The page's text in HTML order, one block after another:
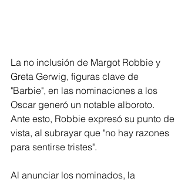
La no inclusión de Margot Robbie y
Greta Gerwig, figuras clave de
"Barbie", en las nominaciones a los
Oscar generó un notable alboroto.
Ante esto, Robbie expresó su punto de
vista, al subrayar que "no hay razones
para sentirse tristes".
Al anunciar los nominados, la